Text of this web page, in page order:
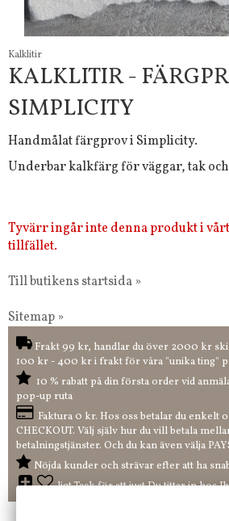
Kalklitir
KALKLITIR -
SIMPLICITY
Handmålat färgprov i Simplicity.
Underbar kalkfärg för väggar, tak
Tyvärr ingår inte denna produkt i
tillfället.
Till butikens startsida »
Sitemap »
Frakt 99 kr, handlar du över 2000 kr
100 kr - 400 kr i frakt för våra "unika ting"
10 % rabatt på din första order vid
pop-up ruta
Faktura 0 kr. Hos oss betalar du enkelt
CHECKOUT. Välj själv hur du vill betala
betalningstjänster. Och du kan även välja
Nöjda kunder och strävar efter att ha
-ligt Tack för att just Du tittar in hos